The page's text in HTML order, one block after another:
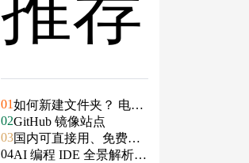
01如何新建文件夹？ 电脑
新建文件夹的4种方法
02GitHub 镜像站点
03国内可直接用、免费额
度/永久免费的大模型AP
04AI 编程 IDE 全景解析 2